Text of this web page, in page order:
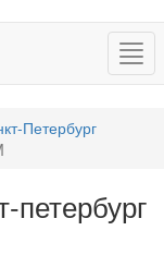
Петербург